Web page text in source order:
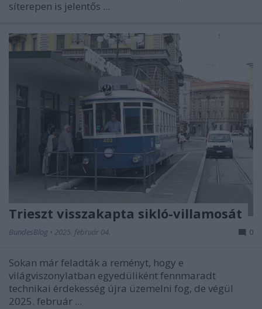
síterepen is jelentős ...
Trieszt visszakapta sikló-villamosát
BundesBlog • 2025. február 04. 0
Sokan már feladták a reményt, hogy e
világviszonylatban egyedüliként fennmaradt
technikai érdekesség újra üzemelni fog, de végül
2025. február ...